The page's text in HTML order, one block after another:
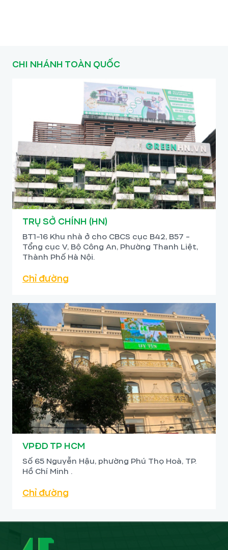
CHI NHÁNH TOÀN QUỐC
TRỤ SỞ CHÍNH (HN)
BT1-16 Khu nhà ở cho CBCS cục B42, B57 -
Tổng cục V, Bộ Công An, Phường Thanh Liệt,
Thành Phố Hà Nội.
Chỉ đường
VPĐD TP HCM
Số 65 Nguyễn Hậu, phường Phú Thọ Hoà, TP.
Hồ Chí Minh .
Chỉ đường